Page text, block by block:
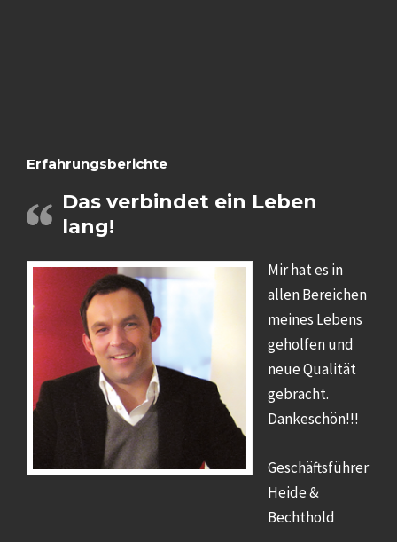
Erfahrungsberichte
Das verbindet ein Leben
lang!
Mir hat es in
allen Bereichen
meines Lebens
geholfen und
neue Qualität
gebracht.
Dankeschön!!!
Geschäftsführer
Heide &
Bechthold